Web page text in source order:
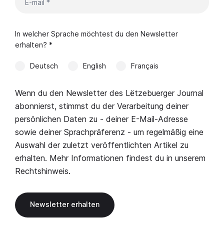
In welcher Sprache möchtest du den Newsletter
erhalten? *
Deutsch English Français
Wenn du den Newsletter des Lëtzebuerger Journal
abonnierst, stimmst du der Verarbeitung deiner
persönlichen Daten zu - deiner E-Mail-Adresse
sowie deiner Sprachpräferenz - um regelmäßig eine
Auswahl der zuletzt veröffentlichten Artikel zu
erhalten. Mehr Informationen findest du in unserem
Rechtshinweis.